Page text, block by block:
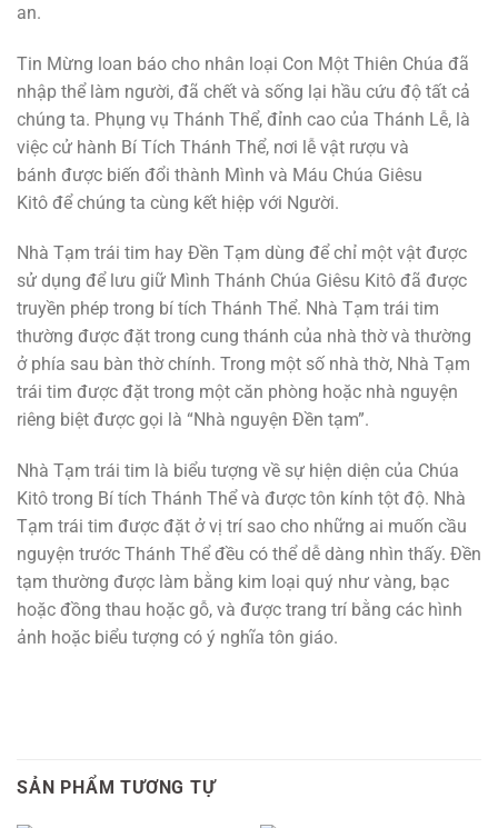
an.
Tin Mừng loan báo cho nhân loại Con Một Thiên Chúa đã
nhập thể làm người, đã chết và sống lại hầu cứu độ tất cả
chúng ta. Phụng vụ Thánh Thể, đỉnh cao của Thánh Lễ, là
việc cử hành Bí Tích Thánh Thể, nơi lễ vật rượu và
bánh được biến đổi thành Mình và Máu Chúa Giêsu
Kitô để chúng ta cùng kết hiệp với Người.
Nhà Tạm trái tim hay Đền Tạm dùng để chỉ một vật được
sử dụng để lưu giữ Mình Thánh Chúa Giêsu Kitô đã được
truyền phép trong bí tích Thánh Thể. Nhà Tạm trái tim
thường được đặt trong cung thánh của nhà thờ và thường
ở phía sau bàn thờ chính. Trong một số nhà thờ, Nhà Tạm
trái tim được đặt trong một căn phòng hoặc nhà nguyện
riêng biệt được gọi là “Nhà nguyện Đền tạm”.
Nhà Tạm trái tim là biểu tượng về sự hiện diện của Chúa
Kitô trong Bí tích Thánh Thể và được tôn kính tột độ. Nhà
Tạm trái tim được đặt ở vị trí sao cho những ai muốn cầu
nguyện trước Thánh Thể đều có thể dễ dàng nhìn thấy. Đền
tạm thường được làm bằng kim loại quý như vàng, bạc
hoặc đồng thau hoặc gỗ, và được trang trí bằng các hình
ảnh hoặc biểu tượng có ý nghĩa tôn giáo.
SẢN PHẨM TƯƠNG TỰ